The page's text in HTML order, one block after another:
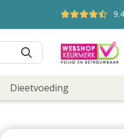
9.4
Dieetvoeding